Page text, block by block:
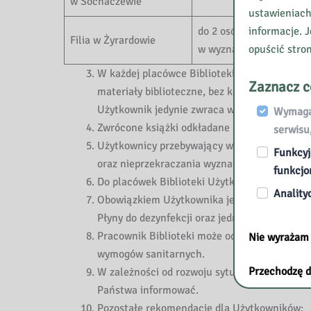
Filia w Żyrardowie
do 2 osób, z czego 1
w wyznaczonym
W każdej placówce Biblioteki zostaje
materiały biblioteczne, bez konieczności
Użytkownik jedynie zwraca wypożyczone
Zwrócone książki odkładane są na 3-
Użytkownicy przebywający w lokalach
oraz nieprzekraczania wyznaczonych linii,
Do placówek Biblioteki Użytkownik może
Obowiązkiem Użytkownika jest także
Płyny do dezynfekcji oraz jednorazowe
Pracownik Biblioteki może odmówić obsługi
wymogów sanitarnych.
W zależności od rozwoju sytuacji
Państwa informować.
Pozostałe rekomendacje dla Użytkowników:
informacje.
opuścić
Zaznacz
Nie
Przechodzę